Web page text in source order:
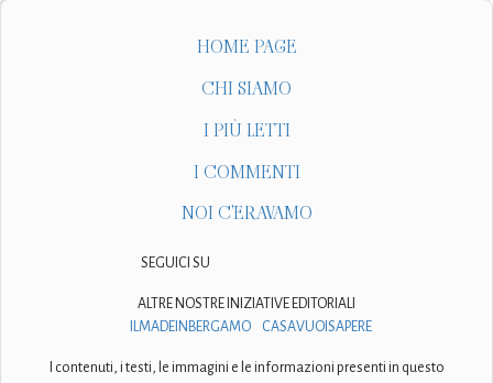
HOME PAGE
CHI SIAMO
I PIÙ LETTI
I COMMENTI
NOI C'ERAVAMO
SEGUICI SU
ALTRE NOSTRE INIZIATIVE EDITORIALI
ILMADEINBERGAMO
CASAVUOISAPERE
I contenuti, i testi, le immagini e le informazioni presenti in questo